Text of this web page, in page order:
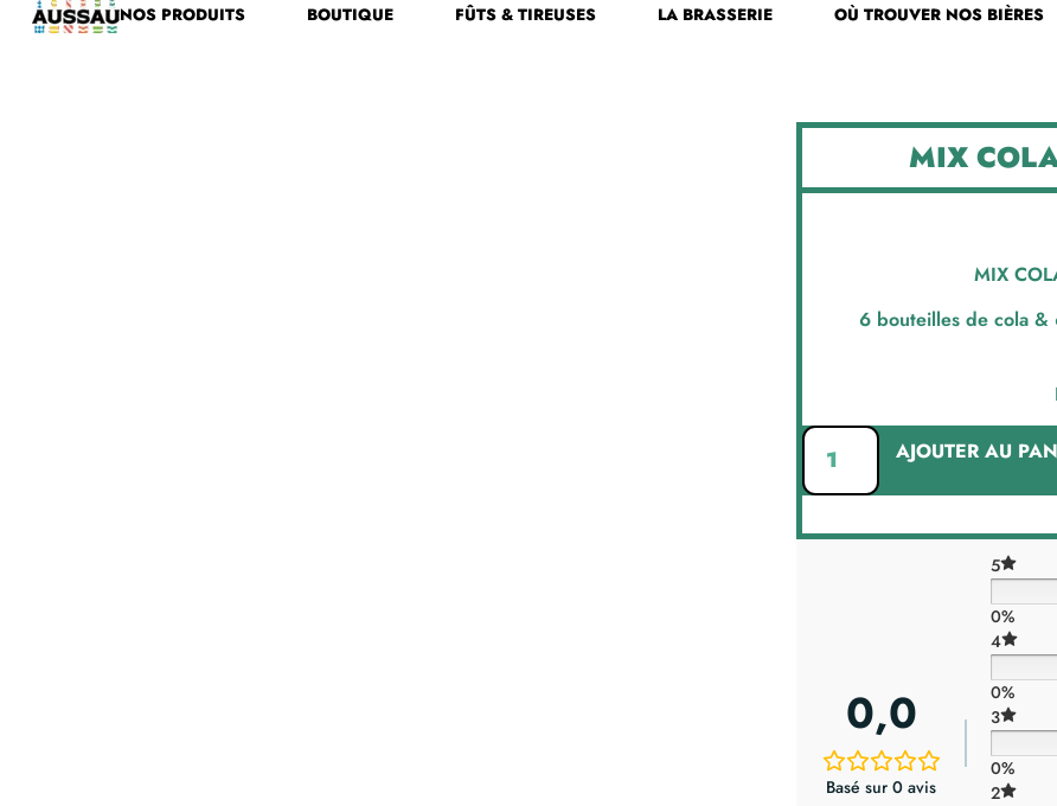
NOS PRODUITS BOUTIQUE FÛTS & TIREUSES LA BRASSERIE OÙ TROUVER NOS BIÈRES
MIX
MIX
6 bouteilles de cola &
AJOUTER AU
0,0
Basé sur 0 avis
5
0%
4
0%
3
0%
2